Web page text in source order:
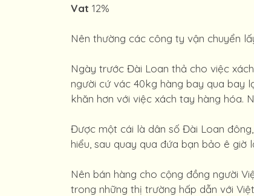
Vat 12%
Nên thường các công ty vận chuyển
Ngày trước Đài Loan thả cho việc
người cứ vác 40kg hàng bay qua bay
khăn hơn với việc xách tay hàng hóa.
Được một cái là dân số Đài Loan
hiểu, sau quay qua đứa bạn bảo ê
Nên bán hàng cho cộng đồng người
trong những thị trường hấp dẫn với